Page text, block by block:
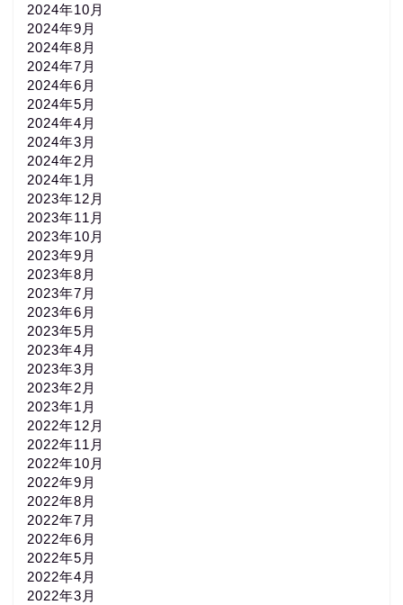
2024年10月
2024年9月
2024年8月
2024年7月
2024年6月
2024年5月
2024年4月
2024年3月
2024年2月
2024年1月
2023年12月
2023年11月
2023年10月
2023年9月
2023年8月
2023年7月
2023年6月
2023年5月
2023年4月
2023年3月
2023年2月
2023年1月
2022年12月
2022年11月
2022年10月
2022年9月
2022年8月
2022年7月
2022年6月
2022年5月
2022年4月
2022年3月